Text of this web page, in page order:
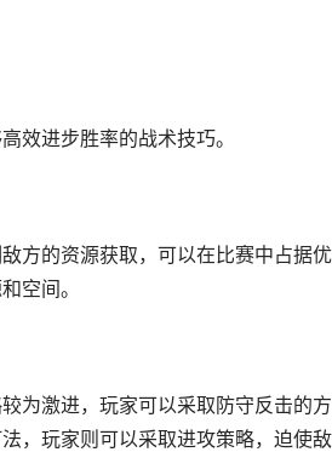
效进步胜率的战术技巧。
方的资源获取，可以在比赛中占据优
空间。
为激进，玩家可以采取防守反击的
，玩家则可以采取进攻策略，迫使